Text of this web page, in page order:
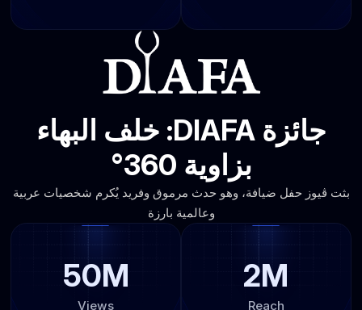
جائزة DIAFA: خلف البهاء
بزاوية 360°
بثت ڤيوز حفل ضيافة، وهو حدث مرموق وفريد يُكرم شخصيات عربية
وعالمية بارزة
2M
Reach
50M
Views